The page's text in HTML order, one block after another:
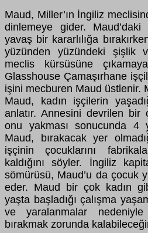
Maud, Miller’ın İngiliz
dinlemeye gider.
yavaş bir kararlılığa
yüzünden yüzündeki şişlik
meclis kürsüsüne
Glasshouse Çamaşırhane
işini mecburen Maud üstlenir.
Maud, kadın işçilerin
anlatır. Annesini devrilen bir
onu yakması sonucunda 4
Maud, bırakacak yer
işçinin çocuklarını
kaldığını söyler. İngiliz
sömürüsü, Maud’u da çocuk
eder. Maud bir çok kadın
yaşta başladığı çalışma
ve yaralanmalar
bırakmak zorunda